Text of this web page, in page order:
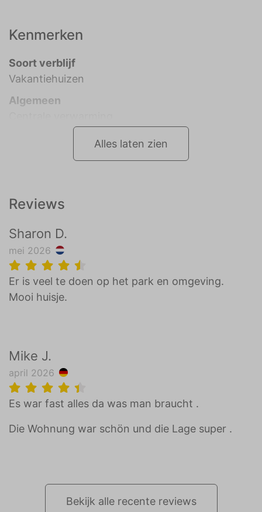
Kenmerken
Soort verblijf
Vakantiehuizen
Algemeen
Alles laten zien
Reviews
Sharon D.
mei 2026
Er is veel te doen op het park en omgeving.
Mooi huisje.
Mike J.
april 2026
Es war fast alles da was man braucht .
Die Wohnung war schön und die Lage super .
Bekijk alle recente reviews